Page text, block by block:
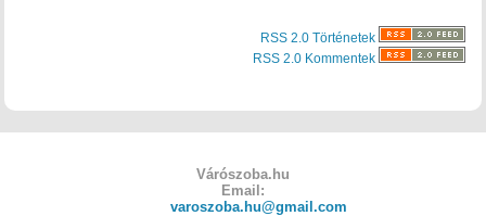
RSS 2.0 Történetek
RSS 2.0 Kommentek
Várószoba.hu
Email:
varoszoba.hu@gmail.com